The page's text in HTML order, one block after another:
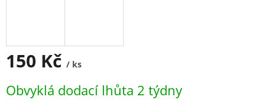
150 Kč / ks
cena:
Obvyklá dodací lhůta 2 týdny